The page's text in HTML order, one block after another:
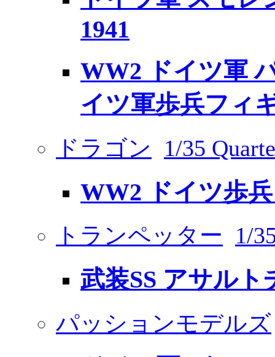
1941
WW2 ドイツ軍
イツ軍歩兵フィ
ドラゴン 1/35
WW2 ドイツ歩
トランペッター 1/
武装SS アサルト
パッションモデルズ